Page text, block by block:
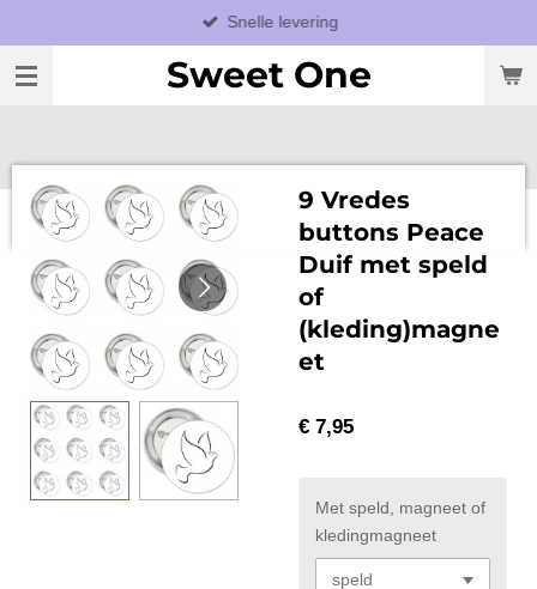
direct
naar
Sweet One
Snelle levering
9 Vredes
buttons Peace
Duif met speld
of
(kleding)magne
et
€ 7,95
Met speld, magneet of
kledingmagneet